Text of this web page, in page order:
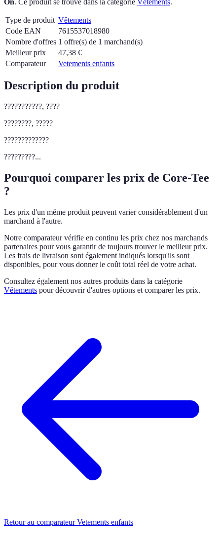
Type de produit Vêtements
Code EAN
7615537018980
Nombre d'offres 1 offre(s) de 1 marchand(s)
Meilleur prix
47,38 €
Comparateur
Vetements enfants
Description du produit
???????????, ????
????????, ?????
?????????????
?????????...
Pourquoi comparer les prix de Core-Tee
?
Les prix d'un même produit peuvent varier considérablement d'un
marchand à l'autre.
Notre comparateur vérifie en continu les prix chez nos marchands
partenaires pour vous garantir de toujours trouver le meilleur prix.
Les frais de livraison sont également indiqués lorsqu'ils sont
disponibles, pour vous donner le coût total réel de votre achat.
Consultez également nos autres produits dans la catégorie
Vêtements pour découvrir d'autres options et comparer les prix.
Retour au comparateur Vetements enfants